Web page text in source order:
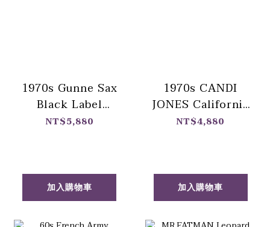
1970s Gunne Sax
Black Label
Praire Dress / 70
高腰長洋裝
NT$5,880
加入購物車
1970s CANDI
JONES California
Dress / 70 年代
NT$4,880
加入購物車